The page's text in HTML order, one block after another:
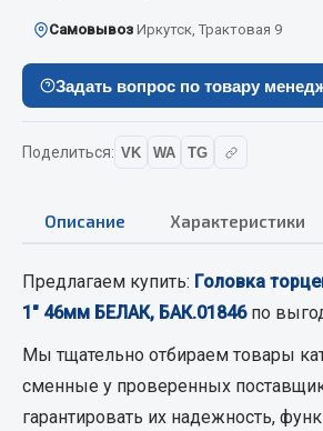
МЕТИЗЫ
Болты
Гайки
Пресс-масленки
Пружины
Весь раздел
Соединительные элементы
Самовывоз Иркутск, Трактовая 9
Задать вопрос по товару
Поделиться: VK WA TG
Описание Характеристики
Предлагаем купить: Головка
1" 46мм БЕЛАК, БАК.01846по
Мы тщательно отбираем товары
сменные у проверенных
гарантировать их надежность,